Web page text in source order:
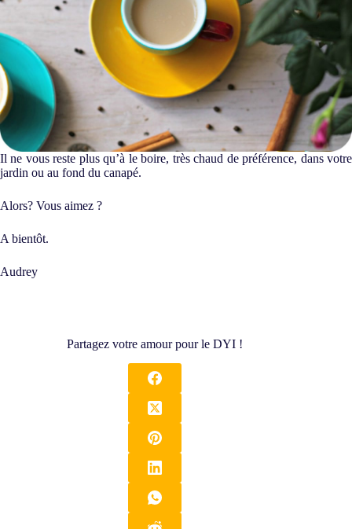
Il ne vous reste plus qu’à le boire, très chaud de préférence, dans votre
jardin ou au fond du canapé.
Alors? Vous aimez ?
A bientôt.
Audrey
Partagez votre amour pour le DYI !